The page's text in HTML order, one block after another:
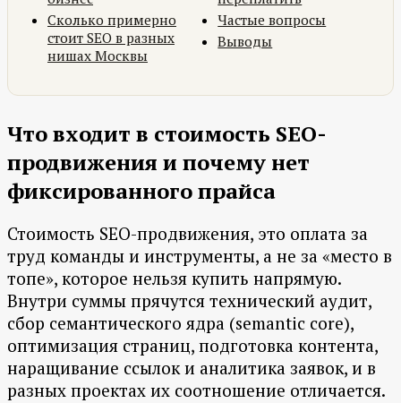
Сколько примерно
стоит SEO в разных
нишах Москвы
Частые вопросы
Выводы
Что входит в стоимость SEO-
продвижения и почему нет
фиксированного прайса
Стоимость SEO-продвижения, это оплата за
труд команды и инструменты, а не за «место в
топе», которое нельзя купить напрямую.
Внутри суммы прячутся технический аудит,
сбор семантического ядра (semantic core),
оптимизация страниц, подготовка контента,
наращивание ссылок и аналитика заявок, и в
разных проектах их соотношение отличается.